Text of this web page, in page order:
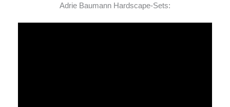
Adrie Baumann Hardscape-Sets: